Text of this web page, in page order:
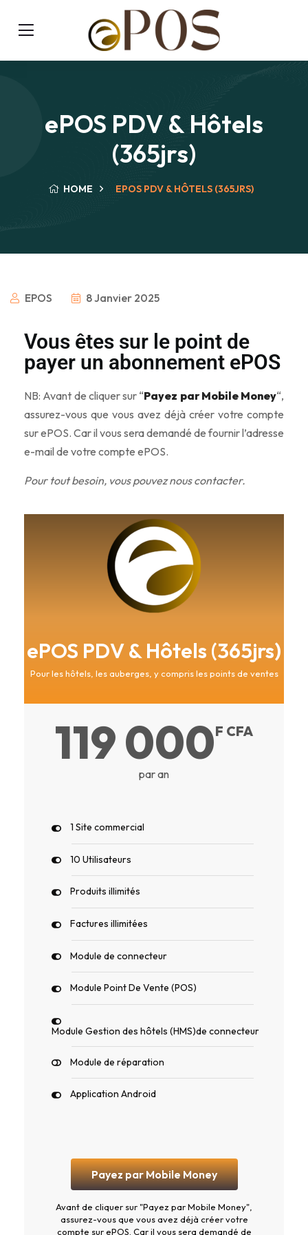
ePOS PDV & Hôtels
(365jrs)
HOME EPOS PDV & HÔTELS (365JRS)
EPOS 8 Janvier 2025
Vous êtes sur le point de
payer un abonnement ePOS
NB: Avant de cliquer sur “Payez par Mobile Money“,
assurez-vous que vous avez déjà créer votre compte
sur ePOS. Car il vous sera demandé de fournir l’adresse
e-mail de votre compte ePOS.
Pour tout besoin, vous pouvez nous contacter.
ePOS PDV & Hôtels (365jrs)
Pour les hôtels, les auberges, y compris les points de ventes
119 000F CFA
par an
1 Site commercial
10 Utilisateurs
Produits illimités
Factures illimitées
Module de connecteur
Module Point De Vente (POS)
Module Gestion des hôtels (HMS)de connecteur
Module de réparation
Application Android
Payez par Mobile Money
Avant de cliquer sur "Payez par Mobile Money",
assurez-vous que vous avez déjà créer votre
compte sur ePOS. Car il vous sera demandé de